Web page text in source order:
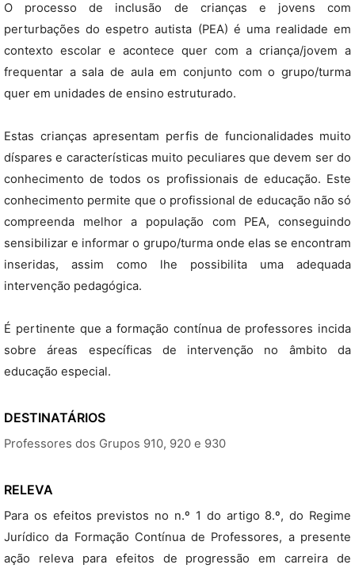
O processo de inclusão de crianças e jovens com
perturbações do espetro autista (PEA) é uma realidade em
contexto escolar e acontece quer com a criança/jovem a
frequentar a sala de aula em conjunto com o grupo/turma
quer em unidades de ensino estruturado.
Estas crianças apresentam perfis de funcionalidades muito
díspares e características muito peculiares que devem ser do
conhecimento de todos os profissionais de educação. Este
conhecimento permite que o profissional de educação não só
compreenda melhor a população com PEA, conseguindo
sensibilizar e informar o grupo/turma onde elas se encontram
inseridas, assim como lhe possibilita uma adequada
intervenção pedagógica.
É pertinente que a formação contínua de professores incida
sobre áreas específicas de intervenção no âmbito da
educação especial.
DESTINATÁRIOS
Professores dos Grupos 910, 920 e 930
RELEVA
Para os efeitos previstos no n.º 1 do artigo 8.º, do Regime
Jurídico da Formação Contínua de Professores, a presente
ação releva para efeitos de progressão em carreira de